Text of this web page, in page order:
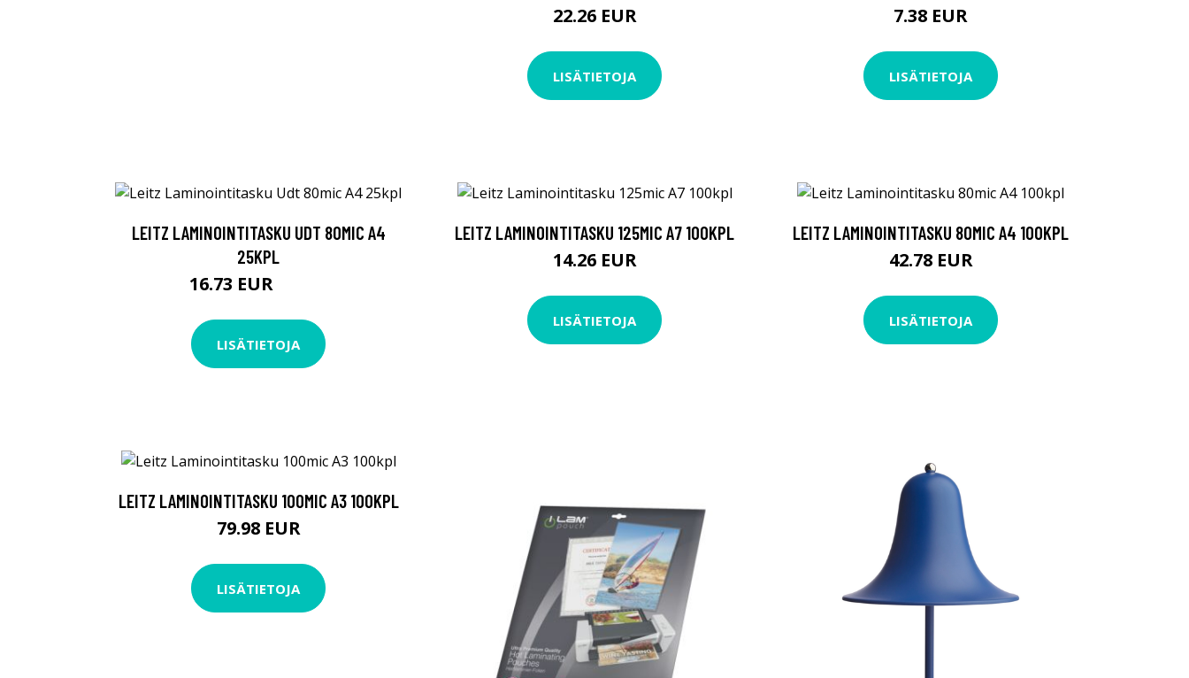
22.26 EUR
LISÄTIETOJA
7.38 EUR
LISÄTIETOJA
LEITZ LAMINOINTITASKU UDT 80MIC A4
25KPL
16.73 EUR
LISÄTIETOJA
LEITZ LAMINOINTITASKU 125MIC A7 100KPL
14.26 EUR
LISÄTIETOJA
LEITZ LAMINOINTITASKU 80MIC A4 100KPL
42.78 EUR
LISÄTIETOJA
LEITZ LAMINOINTITASKU 100MIC A3 100KPL
79.98 EUR
LISÄTIETOJA